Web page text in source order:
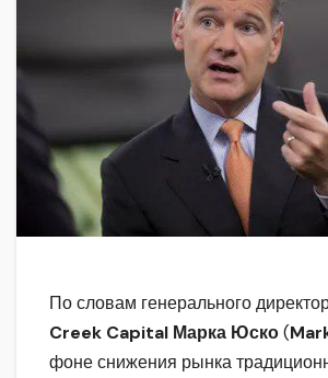
По словам генерального
Creek Capital Марка Юско(
фоне снижения рынка